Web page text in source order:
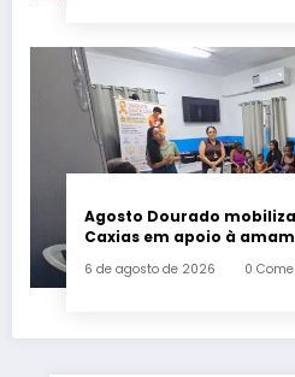
Agosto Dourado mobiliza
Caxias em apoio à
6 de agosto de 2026 0